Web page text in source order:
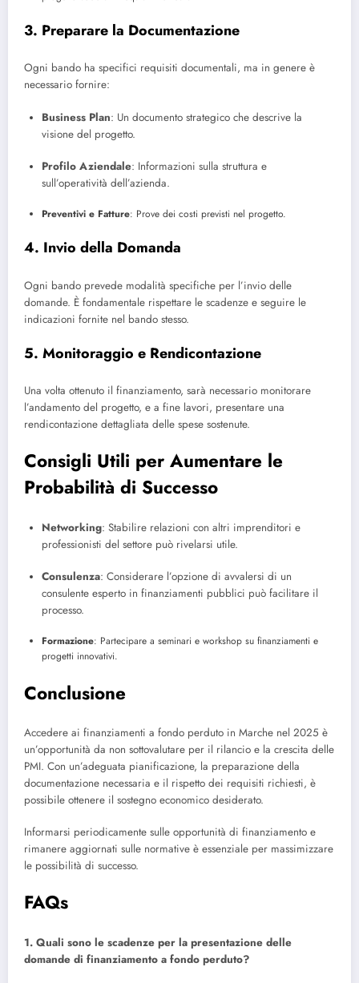
3. Preparare la Documentazione
Ogni bando ha specifici requisiti documentali, ma in genere è
necessario fornire:
Business Plan: Un documento strategico che descrive la
visione del progetto.
Profilo Aziendale: Informazioni sulla struttura e
sull’operatività dell’azienda.
Preventivi e Fatture: Prove dei costi previsti nel progetto.
4. Invio della Domanda
Ogni bando prevede modalità specifiche per l’invio delle
domande. È fondamentale rispettare le scadenze e seguire le
indicazioni fornite nel bando stesso.
5. Monitoraggio e Rendicontazione
Una volta ottenuto il finanziamento, sarà necessario monitorare
l’andamento del progetto, e a fine lavori, presentare una
rendicontazione dettagliata delle spese sostenute.
Consigli Utili per Aumentare le
Probabilità di Successo
Networking: Stabilire relazioni con altri imprenditori e
professionisti del settore può rivelarsi utile.
Consulenza: Considerare l’opzione di avvalersi di un
consulente esperto in finanziamenti pubblici può facilitare il
processo.
Formazione: Partecipare a seminari e workshop su finanziamenti e
progetti innovativi.
Conclusione
Accedere ai finanziamenti a fondo perduto in Marche nel 2025 è
un’opportunità da non sottovalutare per il rilancio e la crescita delle
PMI. Con un’adeguata pianificazione, la preparazione della
documentazione necessaria e il rispetto dei requisiti richiesti, è
possibile ottenere il sostegno economico desiderato.
Informarsi periodicamente sulle opportunità di finanziamento e
rimanere aggiornati sulle normative è essenziale per massimizzare
le possibilità di successo.
FAQs
1. Quali sono le scadenze per la presentazione delle
domande di finanziamento a fondo perduto?